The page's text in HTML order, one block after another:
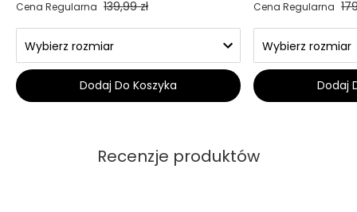
Dare 2b - Koszulka damska Tranquility
III
Biały
Teraz 39,99 zł
Najniższa Cena Z 30 Dni Przed
Obniżką
89,99 zł
Koszulka
Biały
Teraz 54,99 zł
Najniższa Cena Z 30
Obniżką